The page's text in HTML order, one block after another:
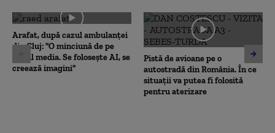
0
seconds
Arafat, după cazul ambulanței
din Cluj: "O minciună de pe
social media. Se folosește AI, se
creează imagini"
Pistă de avioane pe o
autostradă din România. În ce
situații va putea fi folosită
pentru aterizare